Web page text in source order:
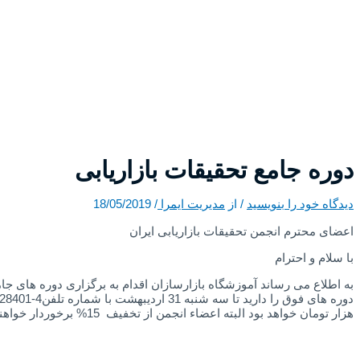
دوره جامع تحقیقات بازاریابی
دیدگاه‌ خود را بنویسید / از مدیریت ایمرا /
18/05/2019
اعضای محترم انجمن تحقیقات بازاریابی ایران
با سلام و احترام
به اطلاع می رساند آموزشگاه بازارسازان اقدام به برگزاری دوره
هزار تومان خواهد بود البته اعضاء انجمن از تخفیف 15% برخوردار خواهند شد. جهت کسب اطلاعات بیشتر لطفاً